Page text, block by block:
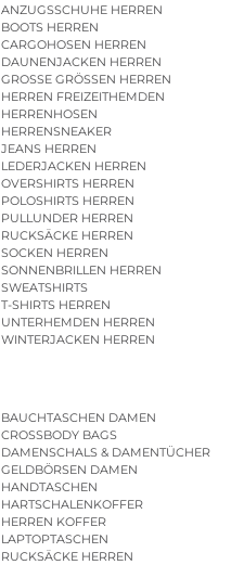
ANZUGSSCHUHE HERREN
BOOTS HERREN
CARGOHOSEN HERREN
DAUNENJACKEN HERREN
GROSSE GRÖSSEN HERREN
HERREN FREIZEITHEMDEN
HERRENHOSEN
HERRENSNEAKER
JEANS HERREN
LEDERJACKEN HERREN
OVERSHIRTS HERREN
POLOSHIRTS HERREN
PULLUNDER HERREN
RUCKSÄCKE HERREN
SOCKEN HERREN
SONNENBRILLEN HERREN
SWEATSHIRTS
T-SHIRTS HERREN
UNTERHEMDEN HERREN
WINTERJACKEN HERREN
BAUCHTASCHEN DAMEN
CROSSBODY BAGS
DAMENSCHALS & DAMENTÜCHER
GELDBÖRSEN DAMEN
HANDTASCHEN
HARTSCHALENKOFFER
HERREN KOFFER
LAPTOPTASCHEN
RUCKSÄCKE HERREN